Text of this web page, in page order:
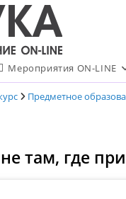
Мероприятия ON-LINE
Предметное
там, где